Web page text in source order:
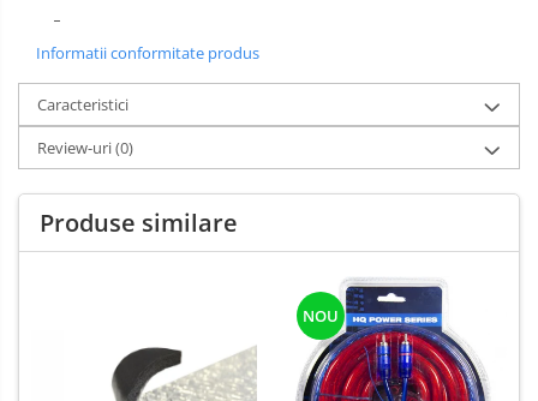
Informatii conformitate produs
Caracteristici
Review-uri(0)
Produse similare
NOU